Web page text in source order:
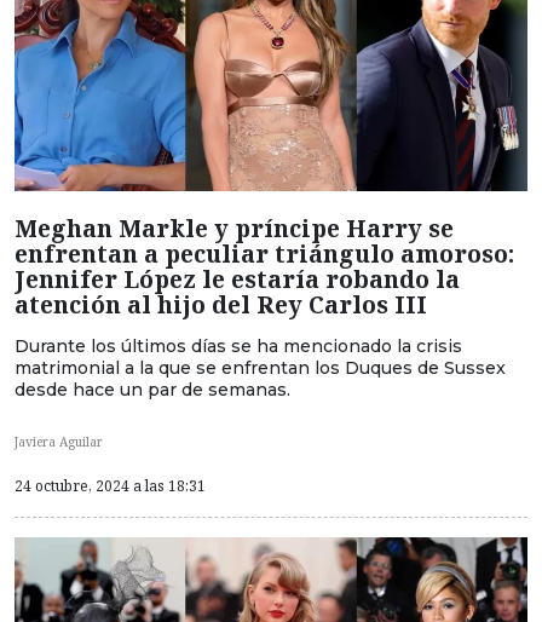
Meghan Markle y príncipe Harry se
enfrentan a peculiar triángulo amoroso:
Jennifer López le estaría robando la
atención al hijo del Rey Carlos III
Durante los últimos días se ha mencionado la crisis
matrimonial a la que se enfrentan los Duques de Sussex
desde hace un par de semanas.
Javiera Aguilar
24 octubre, 2024 a las 18:31